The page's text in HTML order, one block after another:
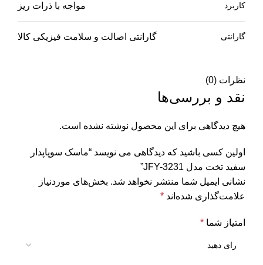
کاربرد مواجه با ذرات ریز
گارانتی گارانتی اصالت و سلامت فیزیکی کالا
نظرات (0)
نقد و بررسی‌ها
هیچ دیدگاهی برای این محصول نوشته نشده است.
اولین کسی باشید که دیدگاهی می نویسد “ماسک سوپاپدار
سفید تخت مدل JFY-3231”
نشانی ایمیل شما منتشر نخواهد شد. بخش‌های موردنیاز
علامت‌گذاری شده‌اند *
امتیاز شما *